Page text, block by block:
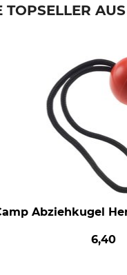
TOPSELLER
Abziehkugel
6,40